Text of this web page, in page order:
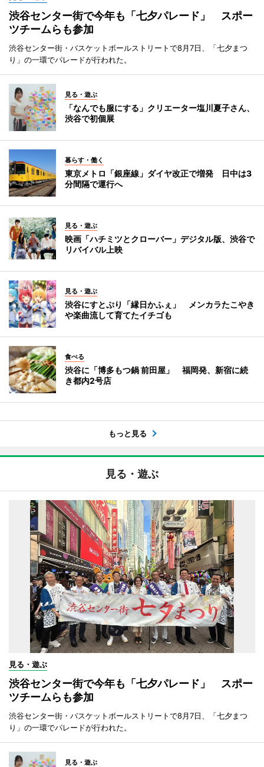
渋谷センター街で今年も「七夕パレード」 スポー
ツチームらも参加
渋谷センター街・バスケットボールストリートで8月7日、「七夕まつ
り」の一環でパレードが行われた。
見る・遊ぶ
「なんでも服にする」クリエーター塩川夏子さん、
渋谷で初個展
暮らす・働く
東京メトロ「銀座線」ダイヤ改正で増発 日中は3
分間隔で運行へ
見る・遊ぶ
映画「ハチミツとクローバー」デジタル版、渋谷で
リバイバル上映
見る・遊ぶ
渋谷にすとぷり「縁日かふぇ」 メンカラたこやき
や楽曲流して育てたイチゴも
食べる
渋谷に「博多もつ鍋 前田屋」 福岡発、新宿に続
き都内2号店
もっと見る
見る・遊ぶ
見る・遊ぶ
渋谷センター街で今年も「七夕パレード」 スポー
ツチームらも参加
渋谷センター街・バスケットボールストリートで8月7日、「七夕まつ
り」の一環でパレードが行われた。
見る・遊ぶ